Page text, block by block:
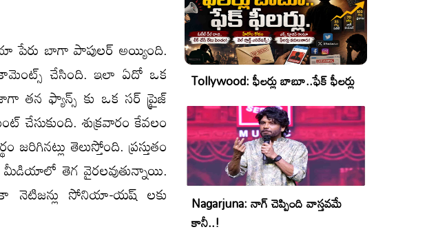
బాగా పాపులర్ అయ్యింది.
చేసింది. ఇలా ఏదో ఒక
తన ఫ్యాన్స్ కు ఒక సర్ ప్రైజ్
శుక్రవారం కేవలం
తెలుస్తోంది. ప్రస్తుతం
తెగ వైరలవుతున్నాయి.
నెటిజన్లు సోనియా-యష్ లకు
Tollywood: ఫీలర్లు బాబూ..ఫేక్ ఫీలర్లు
Nagarjuna: నాగ్ చెప్పింది వాస్తవమే
కానీ..!